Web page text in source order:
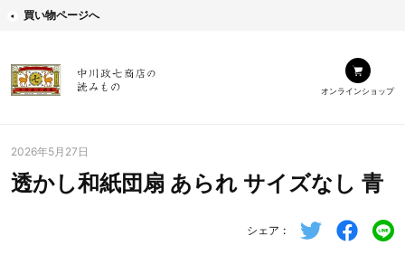
買い物ページへ
オンラインショップ
2026年5月27日
透かし和紙団扇 あられ サイズなし 青
シェア